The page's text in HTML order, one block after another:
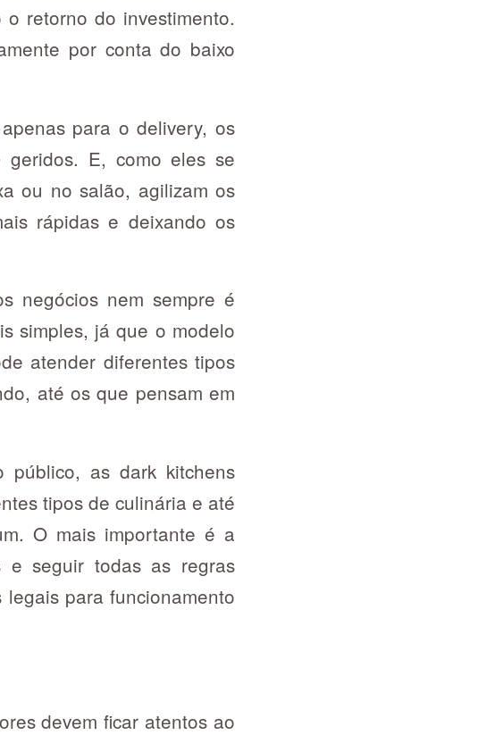
retorno do investimento.
por conta do baixo
para o delivery, os
geridos. E, como eles se
ou no salão, agilizam os
rápidas e deixando os
negócios nem sempre é
simples, já que o modelo
atender diferentes tipos
até os que pensam em
as dark kitchens
tipos de culinária e até
O mais importante é a
e seguir todas as regras
para funcionamento
devem ficar atentos ao